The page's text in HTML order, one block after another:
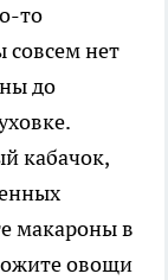
то
совсем нет
до
кабачок,
макароны в
овощи